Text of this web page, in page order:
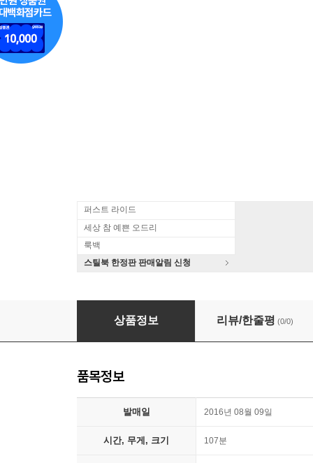
퍼스트 라이드
세상 참 예쁜 오드리
룩백
스틸북 한정판 판매알림 신청
상품정보 리뷰/한줄평 (0/0)
품목정보
발매일 2016년 08월 09일
시간, 무게, 크기 107분